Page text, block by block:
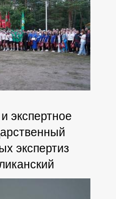
экспертное
экспертиз